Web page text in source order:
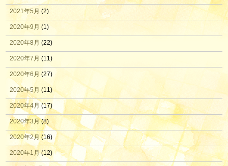
2021年5月 (2)
2020年9月 (1)
2020年8月 (22)
2020年7月 (11)
2020年6月 (27)
2020年5月 (11)
2020年4月 (17)
2020年3月(8)
2020年2月(16)
2020年1月(12)